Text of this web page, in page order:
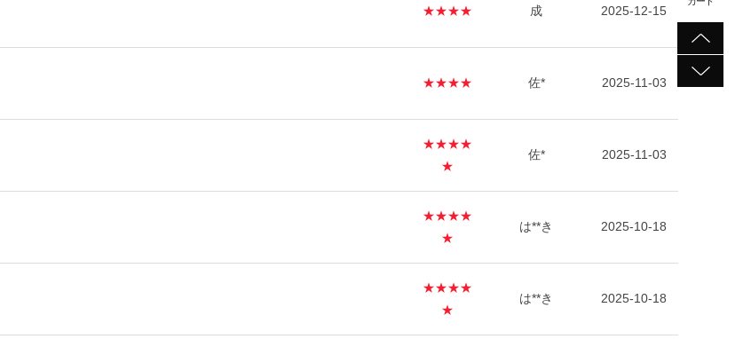
★★★★ 成 2025-12-15
★★★★ 佐* 2025-11-03
★★★★
★
佐* 2025-11-03
★★★★
★
は**き 2025-10-18
★★★★
★
は**き 2025-10-18